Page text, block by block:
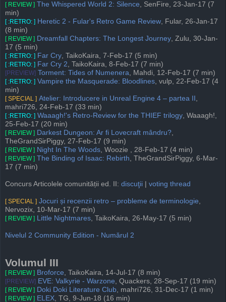
[ REVIEW ] The Whispered World 2: Silence, SenFire, 23-Jan-17 (7
min)
[ :RETRO: ] Heretic 2 - Fular's Retro Game Review, Fular, 26-Jan-17
(8 min)
[ REVIEW ] Dreamfall Chapters: The Longest Journey, Zulu, 30-Jan-
17 (5 min)
[ :RETRO: ] Far Cry, TaikoKaira, 7-Feb-17 (5 min)
[ :RETRO: ] Far Cry 2, TaikoKaira, 8-Feb-17 (7 min)
[PREVIEW] Torment: Tides of Numenera, Mahdi, 12-Feb-17 (7 min)
[ :RETRO: ] Vampire the Masquerade: Bloodlines, vulp, 22-Feb-17 (4
min)
[ SPECIAL ] Atelier: Introducere in Unreal Engine 4 – partea II ,
mahri726, 24-Feb-17 (33 min)
[ :RETRO: ] Waaagh!'s Retro-Review for the THIEF trilogy, Waaagh!,
25-Feb-17 (20 min)
[ REVIEW ] Darkest Dungeon: Ar fi Lovecraft mândru?,
TheGrandSirPiggy, 27-Feb-17 (9 min)
[ REVIEW ] Night In The Woods, Woozie , 28-Feb-17 (4 min)
[ REVIEW ] The Binding of Isaac: Rebirth, TheGrandSirPiggy, 6-Mar-
17 (7 min)
Concurs Articolele comunității ed. II: discuţii voting thread
[ SPECIAL ] Jocuri și recenzii retro – probleme de terminologie,
Nervozix, 10-Mar-17 (7 min)
[ REVIEW ] Little Nightmares, TaikoKaira, 26-May-17 (5 min)
Nivelul 2 Community Edition - Numărul 2
Volumul III
[ REVIEW ] Broforce, TaikoKaira, 14-Jul-17 (8 min)
[PREVIEW] EVE: Valkyrie - Warzone, Quackers, 28-Sep-17 (19 min)
[ REVIEW ] Doki Doki Literature Club, mahri726, 31-Dec-17 (1 min)
[ REVIEW ] ELEX, TG, 9-Jun-18 (16 min)